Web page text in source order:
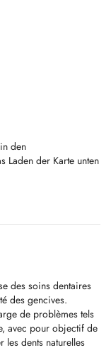
den
Laden der Karte unten
des soins dentaires
des gencives.
de problèmes tels
avec pour objectif de
les dents naturelles